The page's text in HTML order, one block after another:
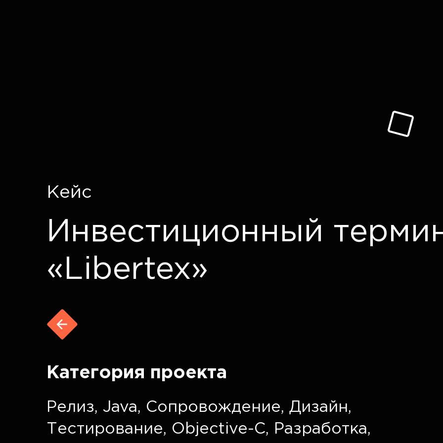
Кейс
Инвестиционный
«Libertex»
Категория проекта
Релиз, Java, Сопровождение, Дизайн,
Тестирование, Objective-C, Разработка,